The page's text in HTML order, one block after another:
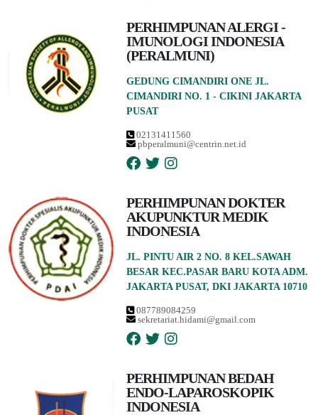
PERHIMPUNAN ALERGI -
IMUNOLOGI INDONESIA
(PERALMUNI)
GEDUNG CIMANDIRI ONE JL.
CIMANDIRI NO. 1 - CIKINI JAKARTA
PUSAT
02131411560
pbperalmuni@centrin.net.id
PERHIMPUNAN DOKTER
AKUPUNKTUR MEDIK
INDONESIA
JL. PINTU AIR 2 NO. 8 KEL.SAWAH
BESAR KEC.PASAR BARU KOTA ADM.
JAKARTA PUSAT, DKI JAKARTA 10710
087789084259
sekretariat.hidami@gmail.com
PERHIMPUNAN BEDAH
ENDO-LAPAROSKOPIK
INDONESIA